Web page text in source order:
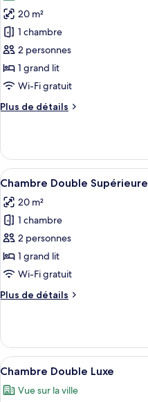
Double
photos
pour
ce
type
de
chambre :
Chambre
20 m²
1 chambre
2 personnes
1 grand lit
Wi-Fi gratuit
Plus de détails
Plus
le
type
de
Chambre
Double
Deluxe
Afficher
toutes
les
photos
pour
ce
type
chambre :
Supérieure
12
Chambre Double Supérieure
20 m²
1 chambre
2 personnes
1 grand lit
Wi-Fi gratuit
Plus de détails
Plus
le
type
de
Chambre
Afficher
toutes
les
10
Chambre Double Luxe
Vue sur la ville